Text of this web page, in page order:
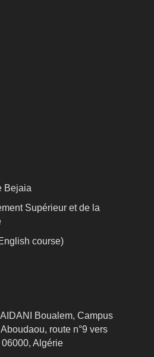
Bejaia
Supérieur et de la
course)
Boualem, Campus
route n°9 vers
Algérie